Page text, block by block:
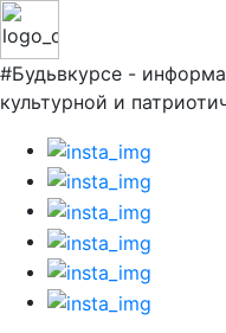
#Будьвкурсе -
культурной и